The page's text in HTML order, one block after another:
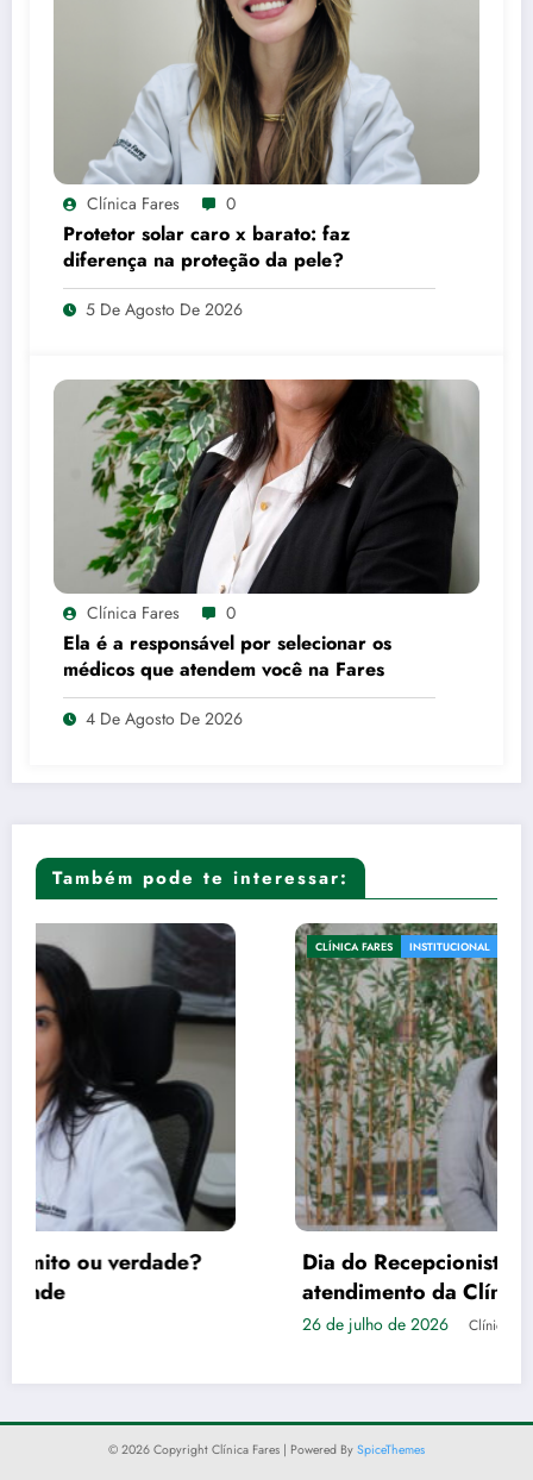
Clínica Fares 0
Protetor solar caro x barato: faz
diferença na proteção da pele?
5 De Agosto De 2026
Clínica Fares 0
Ela é a responsável por selecionar os
médicos que atendem você na Fares
4 De Agosto De 2026
Também pode te interessar:
INSTITUCIONAL
Dia do Recepcionista: Empatia é a tônica no
atendimento da Clínica Fares
Clínica Fares
© 2026 Copyright Clínica Fares | Powered By SpiceThemes